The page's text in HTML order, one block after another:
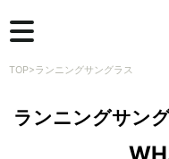
TOP>ランニングサングラス
ランニングサン